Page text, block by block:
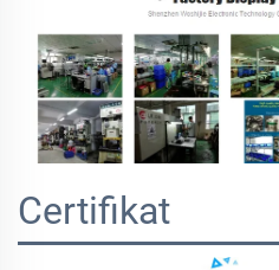
Certifikat